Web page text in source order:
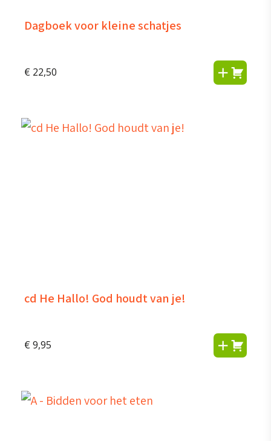
Dagboek voor kleine schatjes
€ 22,50
cd He Hallo! God houdt van je!
€ 9,95